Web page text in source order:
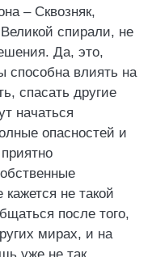
– Сквозняк,
спирали, не
Да, это,
способна влиять на
спасать другие
начаться
опасностей и
не такой
после того,
мирах, и на